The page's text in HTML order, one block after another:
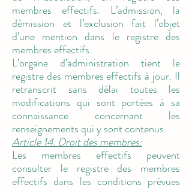
membres effectifs. L’admission, la
démission et l’exclusion fait l’objet
d’une mention dans le registre des
membres effectifs.
L’organe d’administration tient le
registre des membres effectifs à jour. Il
retranscrit sans délai toutes les
modifications qui sont portées à sa
connaissance concernant les
renseignements qui y sont contenus.
Article 14. Droit des membres:
Les membres effectifs peuvent
consulter le registre des membres
effectifs dans les conditions prévues